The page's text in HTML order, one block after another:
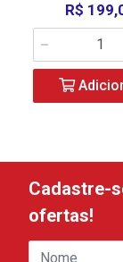
R$
Cadastre-
ofertas!